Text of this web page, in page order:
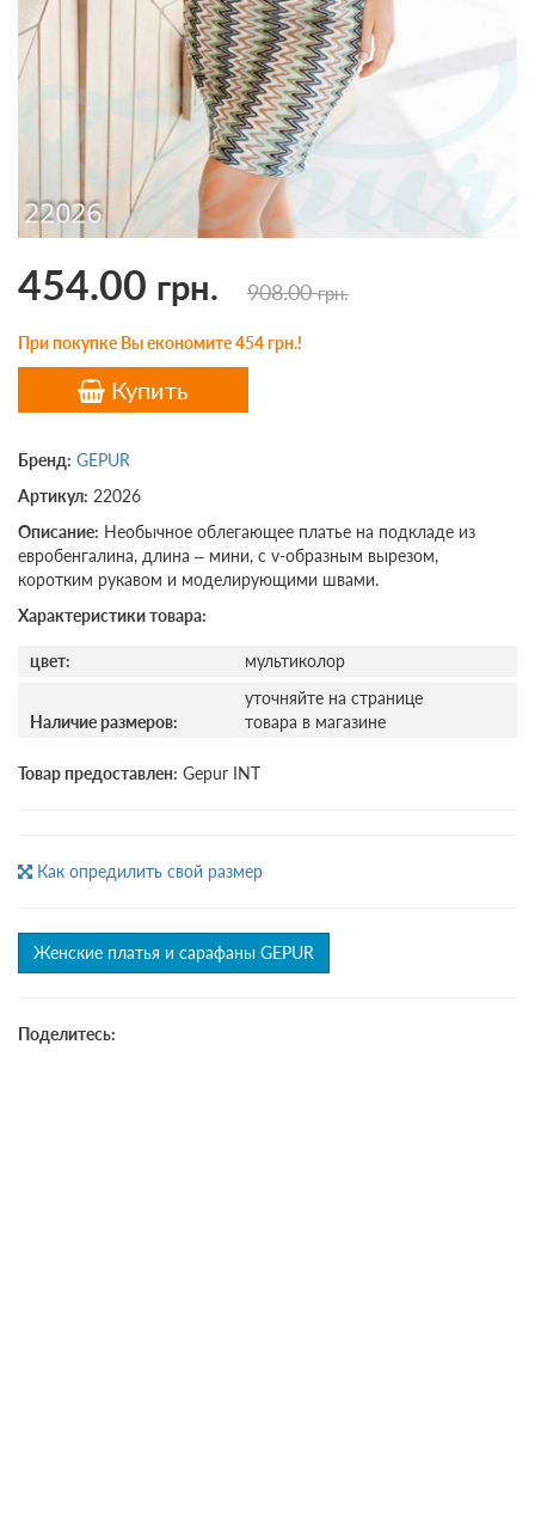
454.00 грн. 908.00грн.
При покупке Вы економите 454 грн.!
Купить
Бренд: GEPUR
Артикул: 22026
Описание: Необычное облегающее платье на подкладе из
евробенгалина, длина – мини, с v-образным вырезом,
коротким рукавом и моделирующими швами.
Характеристики товара:
цвет: мультиколор
Наличие размеров:
уточняйте на странице
товара в магазине
Товар предоставлен: Gepur INT
Как опредилить свой размер
Женские платья и сарафаны GEPUR
Поделитесь: